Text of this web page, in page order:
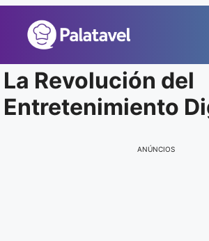
conteúdo
La Revolución del
Entretenimiento
ANÚNCIOS